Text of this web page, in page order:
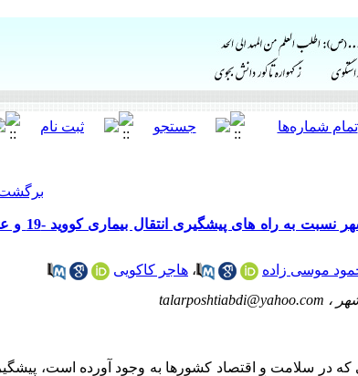
ارزیابی میزان آگاهی پرسنل مرکز آموزشی و
موسی زاده ، هاجر کاکویی
، talarposhtiabdi@yahoo.com
در سلامت و اقتصاد ‌کشورها به وجود آورده است،